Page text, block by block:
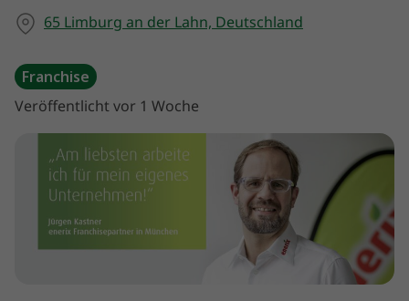
65 Limburg an der Lahn, Deutschland
Franchise
Veröffentlicht vor 1 Woche